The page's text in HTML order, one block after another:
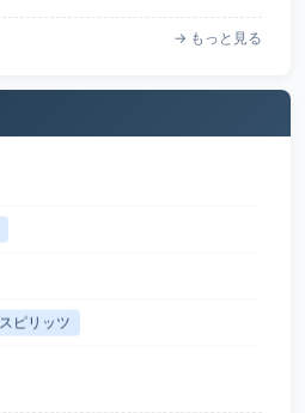
→ もっと見る
ピリッツ